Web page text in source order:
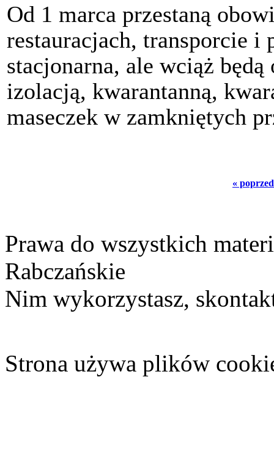
Od 1 marca przestaną
restauracjach, transporcie i
stacjonarna, ale wciąż
izolacją, kwarantanną,
maseczek w zamkniętych
«
Prawa do wszystkich
Rabczańskie
Nim wykorzystasz,
Strona używa plików